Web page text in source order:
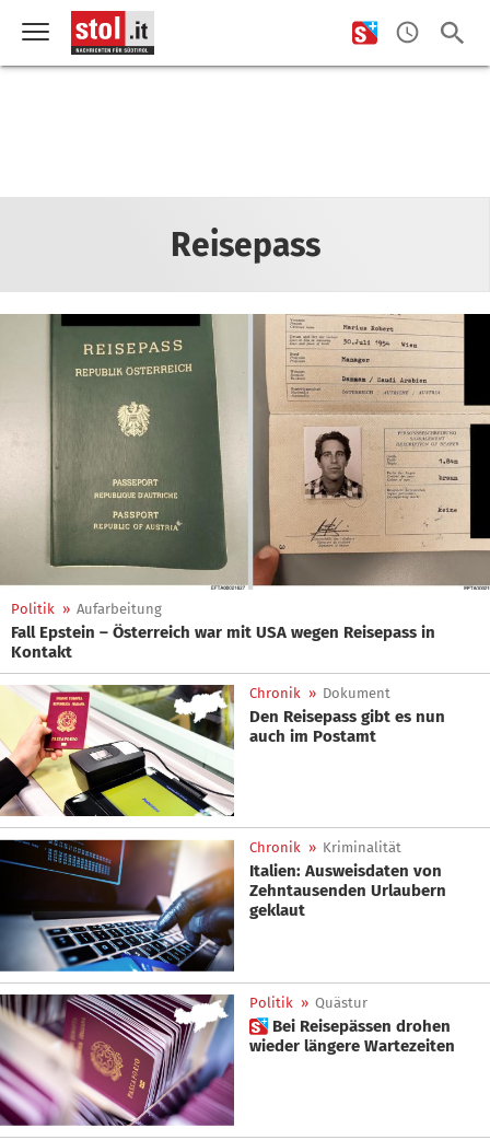
Reisepass
Politik » Aufarbeitung
Fall Epstein – Österreich war mit USA wegen Reisepass in
Kontakt
Chronik » Dokument
Den Reisepass gibt es nun
auch im Postamt
Chronik » Kriminalität
Italien: Ausweisdaten von
Zehntausenden Urlaubern
geklaut
Politik » Quästur
 Bei Reisepässen drohen
wieder längere Wartezeiten